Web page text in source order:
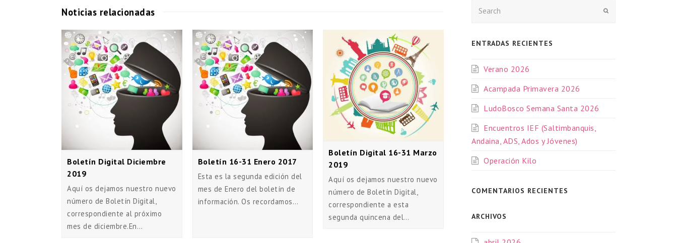
Noticias relacionadas
Boletín Digital Diciembre
2019
Aquí os dejamos nuestro nuevo
número de Boletín Digital,
correspondiente al próximo
mes de diciembre.En…
Boletín 16-31 Enero 2017
Esta es la segunda edición del
mes de Enero del boletín de
información. Os recordamos…
Boletín Digital 16-31 Marzo
2019
Aquí os dejamos nuestro nuevo
número de Boletín Digital,
correspondiente a esta
segunda quincena del…
ENTRADAS RECIENTES
Verano 2026
Acampada Primavera 2026
LudoBosco Semana Santa 2026
Encuentros IEF (Saltimbanquis,
Andaina, ADS, Ados y Jóvenes)
Operación Kilo
COMENTARIOS RECIENTES
ARCHIVOS